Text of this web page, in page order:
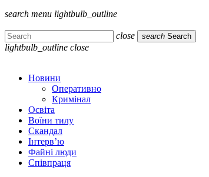
search menu lightbulb_outline
close search Search
lightbulb_outline close
Новини
Оперативно
Кримінал
Освіта
Воїни тилу
Скандал
Інтерв’ю
Файні люди
Співпраця